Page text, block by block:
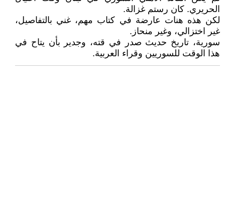
الحريري. كان رستم غزالة.
لكن هذه هنات عارضة في كتاب مهم، غني بالتفاصيل،
غير اختزالي، وغير منحاز.
سورية، تاريخ حديث صدر في قته، وجدير بأن يتاح في
هذا الوقت للسوريين وقراء العربية.